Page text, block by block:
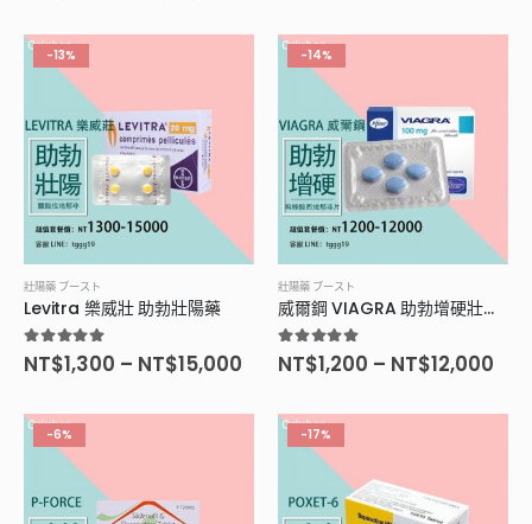
-13%
壯陽藥 ブースト
Levitra 樂威壯 助勃壯陽藥
5.00 滿分5分
NT$1,300 – NT$15,000
-14%
壯陽藥 ブースト
威爾鋼 VIAGRA 助勃增硬壯陽藥
5.00 滿分5分
NT$1,200 – NT$12,000
-6% -17%